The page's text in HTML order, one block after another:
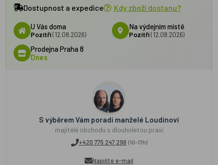
Dostupnost a expedice Kdy zboží dostanu?
U Vás doma
Pozítří(12.08.2026)
Na výdejním místě
Pozítří (12.08.2026)
Prodejna Praha 8
Dnes
S výběrem Vám poradí manželé Loudínovi
majitelé obchodu s dlouholetou praxí
+420 775 247 296 (10-17h)
Napište e-mail